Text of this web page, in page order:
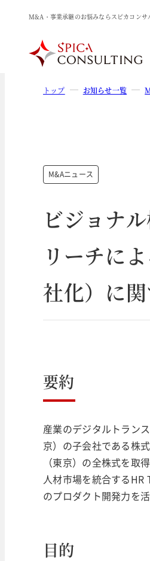
M&A・事業承継のお悩みならスピカコンサ
トップ お知らせ一覧
M&Aニュース
ビジョナ
リーチに
社化）に
要約
産業のデジタルトラン
京）の子会社である株
（東京）の全株式を
人材市場を統合する
のプロダクト開発力を
目的